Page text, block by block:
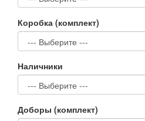
Коробка (комплект)
Наличники
Доборы (комплект)